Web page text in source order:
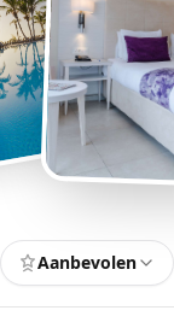
Aanbevolen